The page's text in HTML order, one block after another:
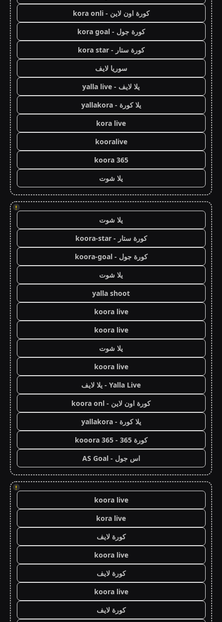
كورة اون لاين - kora onli
كورة جول - kora goal
كورة ستار - kora star
سوريا لايف
يلا لايف - yalla live
يلا كورة - yallakora
kora live
kooralive
koora 365
يلا شوت
!
يلا شوت
كورة ستار - koora-star
كورة جول - koora-goal
يلا شوت
yalla shoot
koora live
koora live
يلا شوت
koora live
Yalla Live - يلا لايف
كورة اون لاين - koora onl
يلا كورة - yallakora
كورة 365 - kooora 365
اس جول - AS Goal
!
koora live
kora live
كورة لايف
koora live
كورة لايف
koora live
كورة لايف